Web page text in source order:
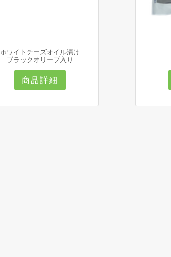
ホワイトチーズオイル漬け
ブラックオリーブ入り
商品詳細